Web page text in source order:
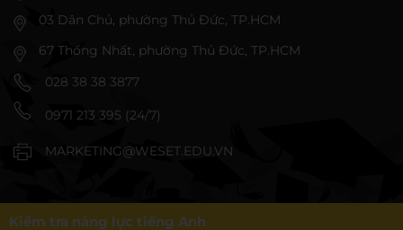
03 Dân Chủ, phường Thủ Đức, TP.HCM
67 Thống Nhất, phường Thủ Đức, TP.HCM
028 38 38 3877
0971 213 395 (24/7)
MARKETING@WESET.EDU.VN
Kiểm tra năng lực tiếng Anh